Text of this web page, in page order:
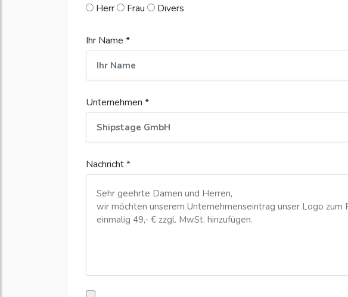
Herr Frau Divers
Ihr Name *
Unternehmen *
Nachricht *